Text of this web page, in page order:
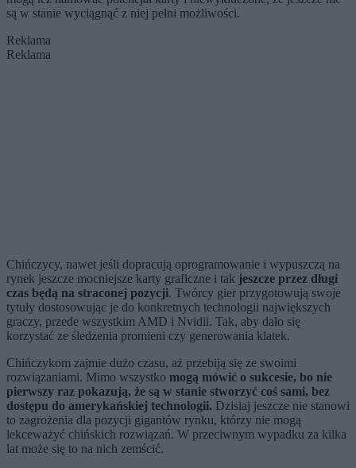
są w stanie wyciągnąć z niej pełni możliwości.
Reklama
Reklama
Chińczycy, nawet jeśli dopracują oprogramowanie i wypuszczą na
rynek jeszcze mocniejsze karty graficzne i tak jeszcze przez długi
czas będą na straconej pozycji. Twórcy gier przygotowują swoje
tytuły dostosowując je do konkretnych technologii największych
graczy, przede wszystkim AMD i Nvidii. Tak, aby dało się
korzystać ze śledzenia promieni czy generowania klatek.
Chińczykom zajmie dużo czasu, aż przebiją się ze swoimi
rozwiązaniami. Mimo wszystko mogą mówić o sukcesie, bo nie
pierwszy raz pokazują, że są w stanie stworzyć coś sami, bez
dostępu do amerykańskiej technologii. Dzisiaj jeszcze nie stanowi
to zagrożenia dla pozycji gigantów rynku, którzy nie mogą
lekceważyć chińskich rozwiązań. W przeciwnym wypadku za kilka
lat może się to na nich zemścić.